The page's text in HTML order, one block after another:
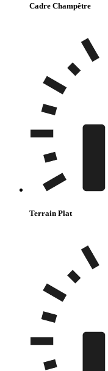
Cadre Champêtre
Terrain Plat